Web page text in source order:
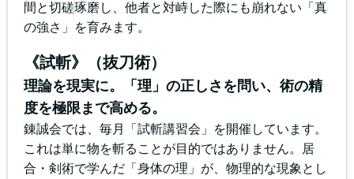
間と切磋琢磨し、他者と対峙した際にも崩れない「真
の強さ」を育みます。
《試斬》（抜刀術）
理論を現実に。「理」の正しさを問い、術の精
度を極限まで高める。
錬誠会では、毎月「試斬講習会」を開催しています。
これは単に物を斬ることが目的ではありません。居
合・剣術で学んだ「身体の理」が、物理的な現象とし